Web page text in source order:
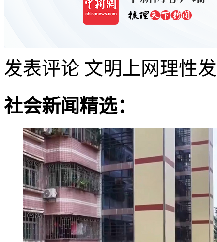
发表评论 文明上网理性
社会新闻精选：